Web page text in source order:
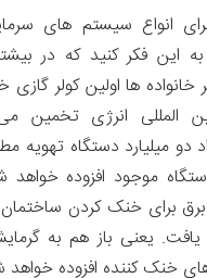
برای انواع سیستم های
این فکر کنید که در
خانواده ها اولین کولر گازی
المللی انرژی تخمین
تعداد دو میلیارد دستگاه
دستگاه موجود افزوده
یعنی باز هم به
خنک کننده افزوده خواهد